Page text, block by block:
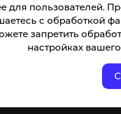
для пользователей.
с обработкой
запретить
настройках
доступна по QR-